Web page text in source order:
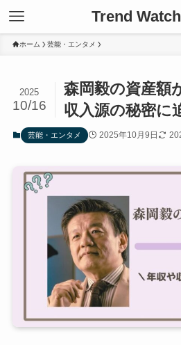
Trend
ホーム 芸能・エンタメ
森岡毅の資産額
収入源の秘密に
2025
10/16
芸能・エンタメ 2025年10月9日